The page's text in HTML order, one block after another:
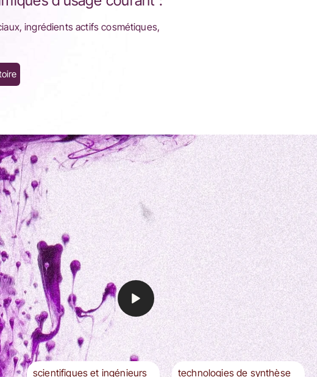
ingrédients actifs cosmétiques,
scientifiques et ingénieurs
technologies de synthèse